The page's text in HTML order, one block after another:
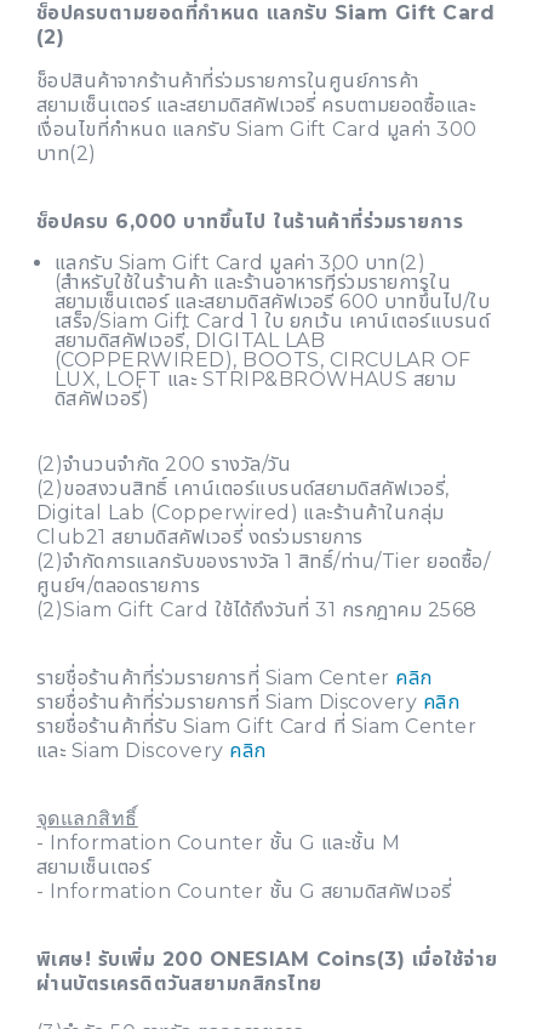
ช็อปครบตามยอดที่กำหนด แลกรับ Siam Gift Card
(2)
ช็อปสินค้าจากร้านค้าที่ร่วมรายการในศูนย์การค้า
สยามเซ็นเตอร์ และสยามดิสคัฟเวอรี่ ครบตามยอดซื้อและ
เงื่อนไขที่กำหนด แลกรับ Siam Gift Card มูลค่า 300
บาท(2)
ช็อปครบ 6,000 บาทขึ้นไป ในร้านค้าที่ร่วมรายการ
แลกรับ Siam Gift Card มูลค่า 300 บาท(2)
(สำหรับใช้ในร้านค้า และร้านอาหารที่ร่วมรายการใน
สยามเซ็นเตอร์ และสยามดิสคัฟเวอรี่ 600 บาทขึ้นไป/ใบ
เสร็จ/Siam Gift Card 1 ใบ ยกเว้น เคาน์เตอร์แบรนด์
สยามดิสคัฟเวอรี่, DIGITAL LAB
(COPPERWIRED), BOOTS, CIRCULAR OF
LUX, LOFT และ STRIP&BROWHAUS สยาม
ดิสคัฟเวอรี่)
(2)จำนวนจำกัด 200 รางวัล/วัน
(2)ขอสงวนสิทธิ์ เคาน์เตอร์แบรนด์สยามดิสคัฟเวอรี่,
Digital Lab (Copperwired) และร้านค้าในกลุ่ม
Club21 สยามดิสคัฟเวอรี่ งดร่วมรายการ
(2)จำกัดการแลกรับของรางวัล 1 สิทธิ์/ท่าน/Tier ยอดซื้อ/
ศูนย์ฯ/ตลอดรายการ
(2)Siam Gift Card ใช้ได้ถึงวันที่ 31 กรกฎาคม 2568
รายชื่อร้านค้าที่ร่วมรายการที่ Siam Center คลิก
รายชื่อร้านค้าที่ร่วมรายการที่ Siam Discovery คลิก
รายชื่อร้านค้าที่รับ Siam Gift Card ที่ Siam Center
และ Siam Discovery คลิก
จุดแลกสิทธิ์
- Information Counter ชั้น G และชั้น M
สยามเซ็นเตอร์
- Information Counter ชั้น G สยามดิสคัฟเวอรี่
พิเศษ! รับเพิ่ม 200 ONESIAM Coins(3) เมื่อใช้จ่าย
ผ่านบัตรเครดิตวันสยามกสิกรไทย